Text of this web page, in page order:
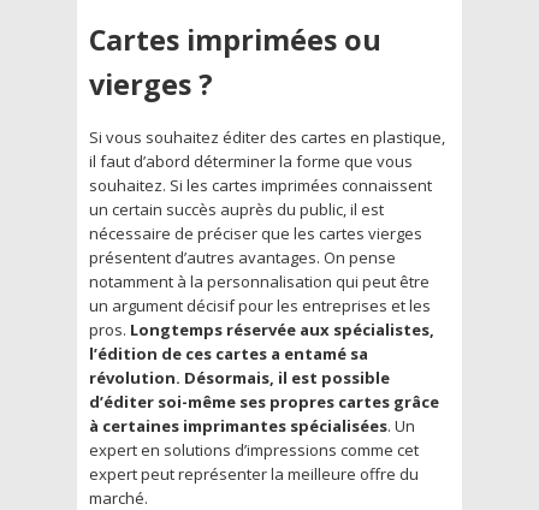
Cartes imprimées ou
vierges ?
Si vous souhaitez éditer des cartes en plastique,
il faut d’abord déterminer la forme que vous
souhaitez. Si les cartes imprimées connaissent
un certain succès auprès du public, il est
nécessaire de préciser que les cartes vierges
présentent d’autres avantages. On pense
notamment à la personnalisation qui peut être
un argument décisif pour les entreprises et les
pros. Longtemps réservée aux spécialistes,
l’édition de ces cartes a entamé sa
révolution. Désormais, il est possible
d’éditer soi-même ses propres cartes grâce
à certaines imprimantes spécialisées. Un
expert en solutions d’impressions comme cet
expert peut représenter la meilleure offre du
marché.